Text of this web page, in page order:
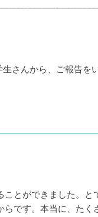
さんから、ご報告を
とができました。と
です。本当に、たく